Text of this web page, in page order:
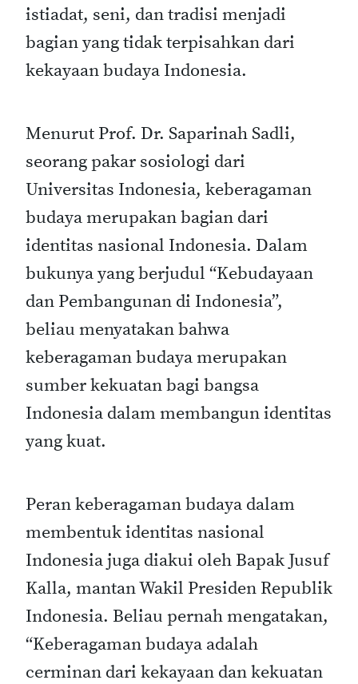
istiadat, seni, dan tradisi menjadi
bagian yang tidak terpisahkan dari
kekayaan budaya Indonesia.
Menurut Prof. Dr. Saparinah Sadli,
seorang pakar sosiologi dari
Universitas Indonesia, keberagaman
budaya merupakan bagian dari
identitas nasional Indonesia. Dalam
bukunya yang berjudul “Kebudayaan
dan Pembangunan di Indonesia”,
beliau menyatakan bahwa
keberagaman budaya merupakan
sumber kekuatan bagi bangsa
Indonesia dalam membangun identitas
yang kuat.
Peran keberagaman budaya dalam
membentuk identitas nasional
Indonesia juga diakui oleh Bapak Jusuf
Kalla, mantan Wakil Presiden Republik
Indonesia. Beliau pernah mengatakan,
“Keberagaman budaya adalah
cerminan dari kekayaan dan kekuatan